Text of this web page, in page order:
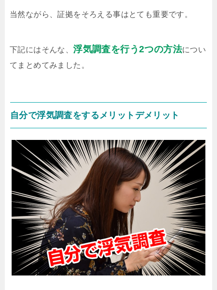
当然ながら、証拠をそろえる事はとても重要です。
下記にはそんな、浮気調査を行う2つの方法につい
てまとめてみました。
自分で浮気調査をするメリットデメリット